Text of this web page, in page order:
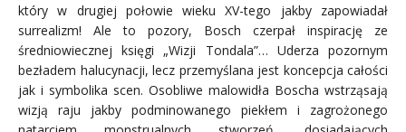
który w drugiej połowie wieku XV-tego jakby zapowiadał
surrealizm! Ale to pozory, Bosch czerpał inspirację ze
średniowiecznej księgi „Wizji Tondala”… Uderza pozornym
bezładem halucynacji, lecz przemyślana jest koncepcja całości
jak i symbolika scen. Osobliwe malowidła Boscha wstrząsają
wizją raju jakby podminowanego piekłem i zagrożonego